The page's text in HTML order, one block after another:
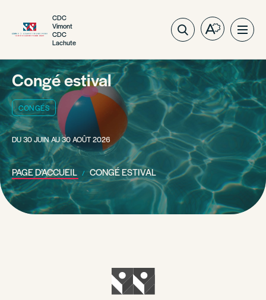
CDC
Vimont
CDC
Lachute
Ouvrez
barre
d'outilsdu
site
Congé estival
CONGÉS
DU 30 JUIN AU 30 AOÛT 2026
PAGE D’ACCUEIL CONGÉ ESTIVAL